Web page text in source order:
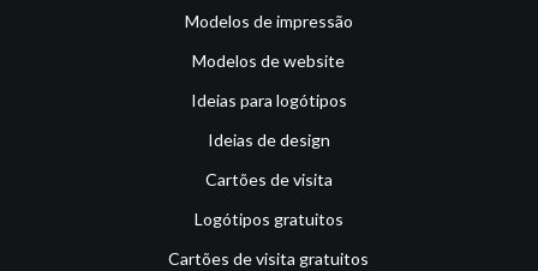
Modelos de impressão
Modelos de website
Ideias para logótipos
Ideias de design
Cartões de visita
Logótipos gratuitos
Cartões de visita gratuitos